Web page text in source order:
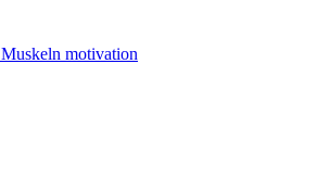
Muskeln motivation